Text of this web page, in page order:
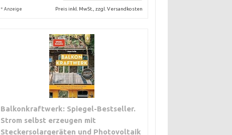
* Anzeige Preis inkl. MwSt., zzgl. Versandkosten
Balkonkraftwerk: Spiegel-Bestseller.
Strom selbst erzeugen mit
Steckersolargeräten und Photovoltaik